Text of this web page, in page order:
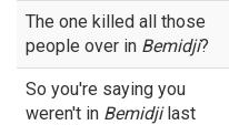
The one killed all those
people over in Bemidji?
So you're saying you
weren't in Bemidjilast